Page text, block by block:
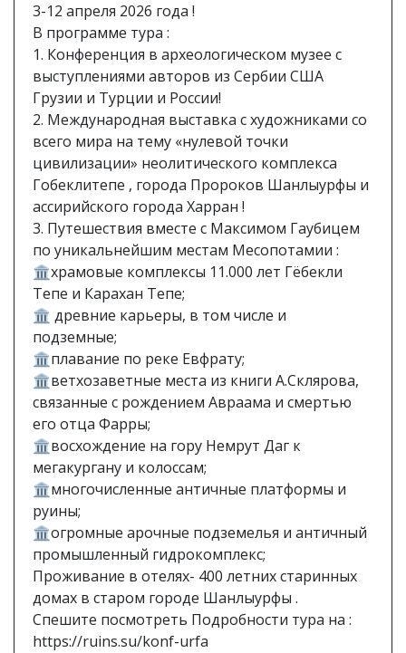
3-12 апреля 2026 года !
В программе тура :
1. Конференция в археологическом музее с
выступлениями авторов из Сербии США
Грузии и Турции и России!
2. Международная выставка с художниками со
всего мира на тему «нулевой точки
цивилизации» неолитического комплекса
Гобеклитепе , города Пророков Шанлыурфы и
ассирийского города Харран !
3. Путешествия вместе с Максимом Гаубицем
по уникальнейшим местам Месопотамии :
🏛храмовые комплексы 11.000 лет Гёбекли
Тепе и Карахан Тепе;
🏛 древние карьеры, в том числе и
подземные;
🏛плавание по реке Евфрату;
🏛ветхозаветные места из книги А.Склярова,
связанные с рождением Авраама и смертью
его отца Фарры;
🏛восхождение на гору Немрут Даг к
мегакургану и колоссам;
🏛многочисленные античные платформы и
руины;
🏛огромные арочные подземелья и античный
промышленный гидрокомплекс;
Проживание в отелях- 400 летних старинных
домах в старом городе Шанлыурфы .
Спешите посмотреть Подробности тура на :
https://ruins.su/konf-urfa